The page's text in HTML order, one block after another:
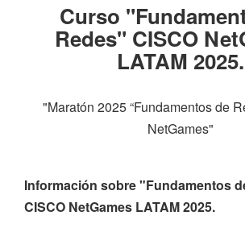
Curso
Redes" CISCO
LATAM 2025.
"Maratón 2025 “Fundamentos de
NetGames"
Información sobre "Fundamentos
CISCO NetGames LATAM 2025.